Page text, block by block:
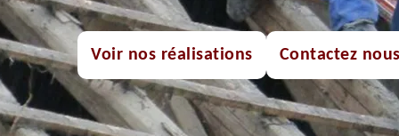
Voir nos réalisations Contactez nous